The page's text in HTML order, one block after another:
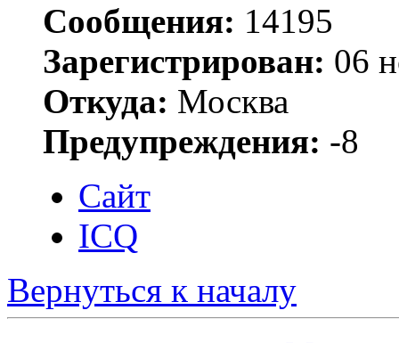
Сообщения: 14195
Зарегистрирован: 06
Откуда: Москва
Предупреждения: -8
Сайт
ICQ
Вернуться к началу